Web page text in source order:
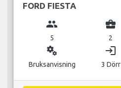
FORD FIESTA
group
5
business_center
2
miscellaneous_services
Bruksanvisning
login
3 Dörr